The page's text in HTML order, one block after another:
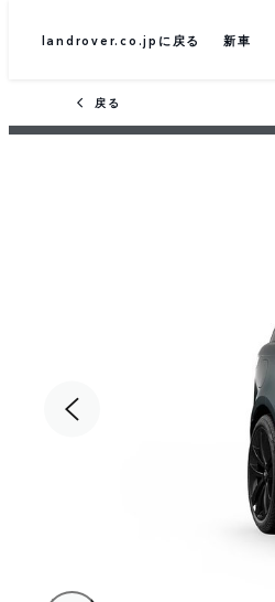
landrover.co.jpに戻る 新車
戻る